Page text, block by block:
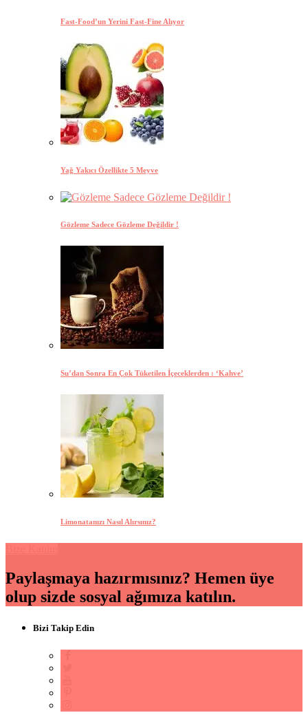
Fast-Food’un Yerini Fast-Fine Alıyor
Yağ Yakıcı Özellikte 5 Meyve
Gözleme Sadece Gözleme Değildir !
Su’dan Sonra En Çok Tüketilen İçeceklerden : ‘Kahve’
Limonatanızı Nasıl Alırsınız?
Paylaşmaya hazırmısınız? Hemen üye
olup sizde sosyal ağımıza katılın.
Bizi Takip Edin